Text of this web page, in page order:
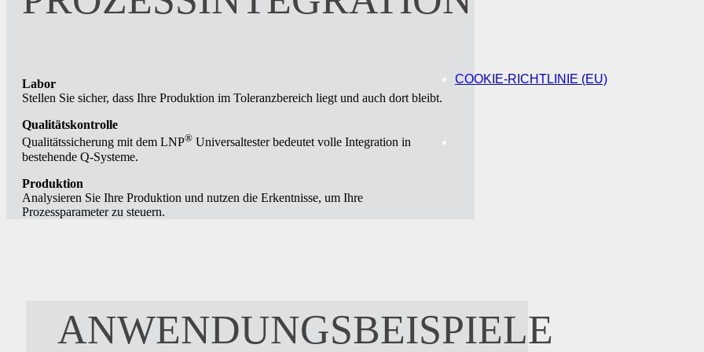
COOKIE-RICHTLINIE (EU)
Labor
Stellen Sie sicher, dass Ihre Produktion im Toleranzbereich liegt und auch dort bleibt.
Qualitätskontrolle
Qualitätssicherung mit dem LNP® Universaltester bedeutet volle Integration in
bestehende Q-Systeme.
Produktion
Analysieren Sie Ihre Produktion und nutzen die Erkentnisse, um Ihre
Prozessparameter zu steuern.
ANWENDUNGSBEISPIELE